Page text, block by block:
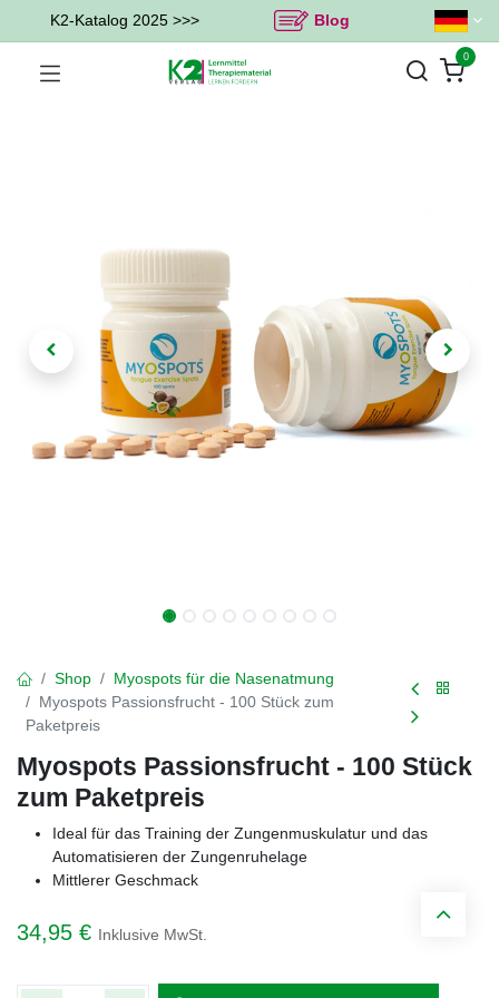
K2-Katalog 2025 >>> Blog
0
Shop
Myospots für die Nasenatmung
Myospots Passionsfrucht - 100 Stück zum
Paketpreis
Myospots Passionsfrucht - 100 Stück
zum Paketpreis
Ideal für das Training der Zungenmuskulatur und das
Automatisieren der Zungenruhelage
Mittlerer Geschmack
34,95 € Inklusive MwSt.